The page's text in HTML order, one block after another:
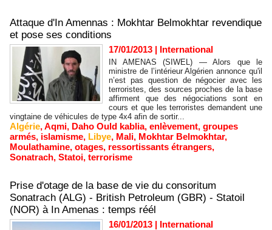
Attaque d'In Amennas : Mokhtar Belmokhtar revendique
et pose ses conditions
17/01/2013 | International
IN AMENAS (SIWEL) — Alors que le
ministre de l’intérieur Algérien annonce qu'il
n’est pas question de négocier avec les
terroristes, des sources proches de la base
affirment que des négociations sont en
cours et que les terroristes demandent une
vingtaine de véhicules de type 4x4 afin de sortir...
Algérie,Aqmi, Daho Ould kablia, enlèvement, groupes
armés, islamisme, Libye, Mali, Mokhtar Belmokhtar,
Moulathamine, otages, ressortissants étrangers,
Sonatrach, Statoi, terrorisme
Prise d'otage de la base de vie du consoritum
Sonatrach (ALG) - British Petroleum (GBR) - Statoil
(NOR) à In Amenas : temps réél
16/01/2013 | International